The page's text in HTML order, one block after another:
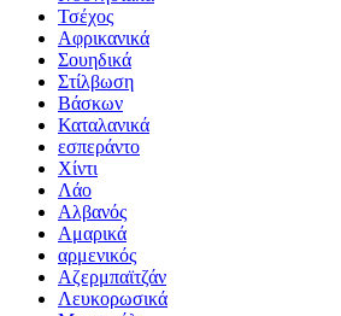
Τσέχος
Αφρικανικά
Σουηδικά
Στίλβωση
Βάσκων
Καταλανικά
εσπεράντο
Χίντι
Λάο
Αλβανός
Αμαρικά
αρμενικός
Αζερμπαϊτζάν
Λευκορωσικά